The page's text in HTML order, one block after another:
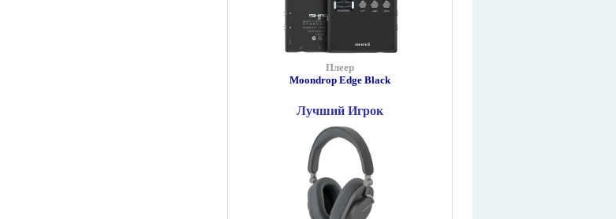
Плеер
Moondrop Edge Black
Лучший Игрок